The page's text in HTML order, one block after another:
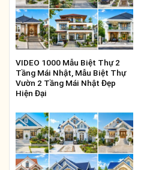
VIDEO 1000 Mẫu Biệt Thự 2
Tầng Mái Nhật, Mẫu Biệt Thự
Vườn 2 Tầng Mái Nhật Đẹp
Hiện Đại